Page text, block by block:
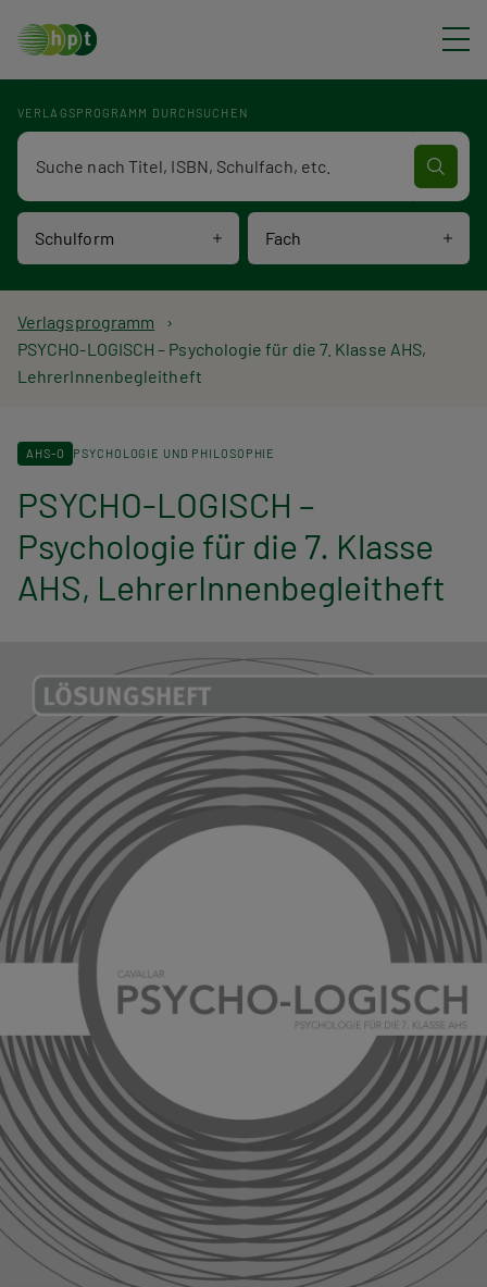
VERLAGSPROGRAMM DURCHSUCHEN
Schulform Fach
Verlagsprogramm Volltextsuche
P
f
d
n
a
v
g
a
t
i
o
n
Verlagsprogramm
PSYCHO-LOGISCH – Psychologie für die 7. Klasse AHS,
LehrerInnenbegleitheft
AHS-O PSYCHOLOGIE UND PHILOSOPHIE
PSYCHO-LOGISCH –
Psychologie für die 7. Klasse
AHS, LehrerInnenbegleitheft